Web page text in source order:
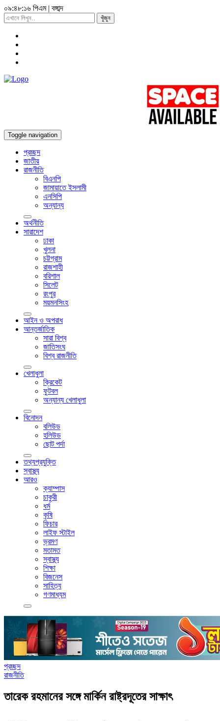
০৯:৪৮:১৭ পিএম| বঙ্গাব্দ
খুঁজুন
Toggle navigation
প্রচ্ছদ
জাতীয়
রাজনীতি
বিএনপি
জামায়াতে ইসলামী
এনসিপি
অন্যান্য
অর্থনীতি
সারাদেশ
ঢাকা
খুলনা
চট্টগ্রাম
রাজশাহী
বরিশাল
সিলেট
রংপুর
ময়মনসিংহ
আইন ও অপরাধ
আন্তর্জাতিক
সারা বিশ্ব
জাতিসংঘ
বিশ্ব রাজনীতি
খেলাধুলা
ক্রিকেট
ফুটবল
অন্যান্য খেলাধুলা
বিনোদন
বলিউড
হলিউড
ছোট পর্দা
তথ্যপ্রযুক্তি
স্বাস্থ্য
আরও
ক্যাম্পাস
চাকুরী
ধর্ম
কৃষি
ফিচার
লাইফ স্টাইল
ভ্রমণ
মতামত
স্বাস্থ্য
শিক্ষা
বিজনেস
সাহিত্য
গণমাধ্যম
প্রচ্ছদ
রাজনীতি
তারেক রহমানের সঙ্গে মার্কিন রাষ্ট্রদূতের সাক্ষাৎ